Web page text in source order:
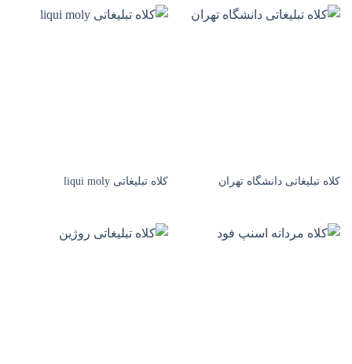
کلاه تبلیغاتی دانشگاه تهران کلاه تبلیغاتی liqui moly